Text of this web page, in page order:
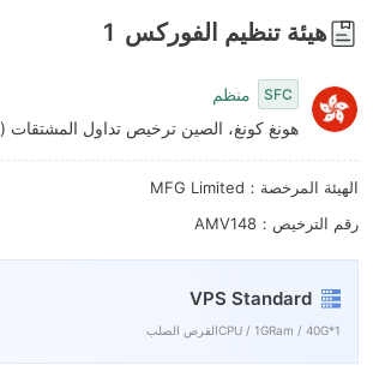
هيئة تنظيم الفوركس 1
SFC
منظم
هونغ كونغ، الصين ترخيص تداول المشتقات (AGN)
الهيئة المرخصة：MFG Limited
رقم الترخيص：AMV148
VPS Standard
1*CPU / 1GRam / 40Gالقرص الصلب